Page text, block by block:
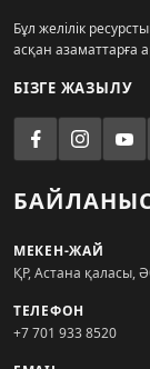
Бұл желілік
асқан азаматтарға
БІЗГЕ ЖАЗЫЛУ
МЕКЕН-ЖАЙ
ҚР, Астана қаласы,
ТЕЛЕФОН
+7 701 933 8520